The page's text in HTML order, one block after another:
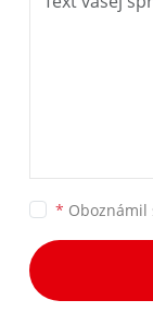
* Oboznámil